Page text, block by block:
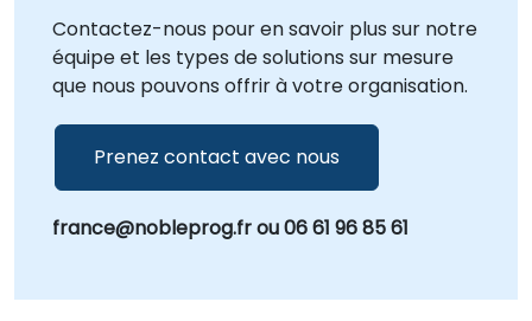
Contactez-nous pour en savoir plus sur notre
équipe et les types de solutions sur mesure
que nous pouvons offrir à votre organisation.
Prenez contact avec nous
france@nobleprog.fr ou 06 61 96 85 61